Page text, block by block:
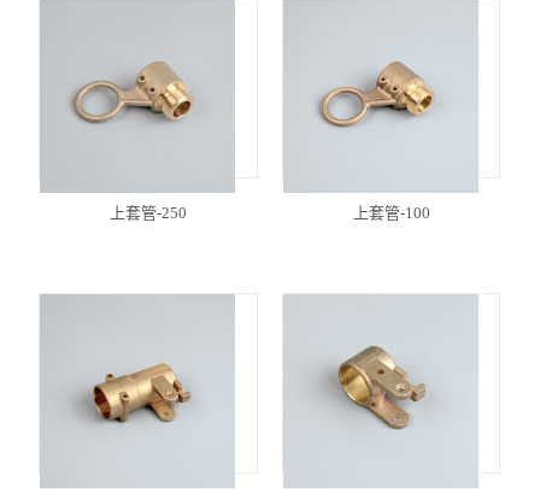
上套管-250 上套管-100